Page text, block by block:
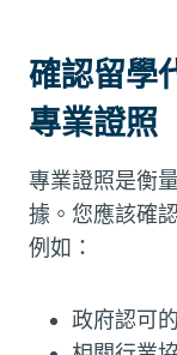
確認留學
專業證照
專業證照是衡
據。您應該確
例如：
政府認可